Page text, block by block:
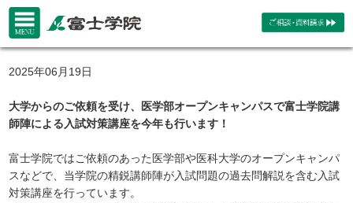
2025年06月19日
大学からのご依頼を受け、医学部オープンキャンパスで富士学院講
師陣による入試対策講座を今年も行います！
富士学院ではご依頼のあった医学部や医科大学のオープンキャンパ
スなどで、当学院の精鋭講師陣が入試問題の過去問解説を含む入試
対策講座を行っています。